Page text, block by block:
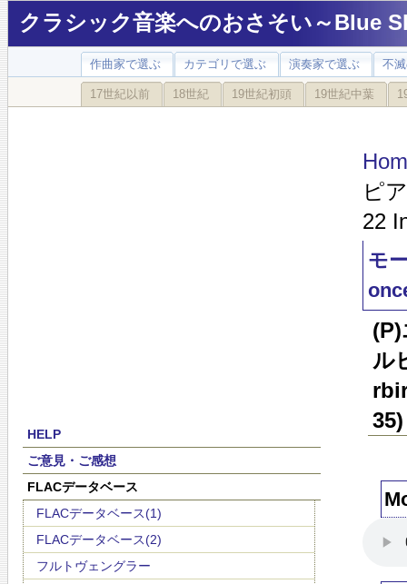
クラシック音楽へのおさそい～Blue
作曲家で選ぶ カテゴリで選ぶ 演奏家で選ぶ 不
17世紀以前 18世紀 19世紀初頭 19世紀中葉
HELP
ご意見・ご感想
FLACデータベース
FLACデータベース(1)
FLACデータベース(2)
フルトヴェングラー
ピ
22
モ
ル
35)